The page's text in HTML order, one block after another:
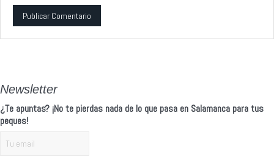
Newsletter
¿Te apuntas? ¡No te pierdas nada de lo que pasa en Salamanca para tus
peques!